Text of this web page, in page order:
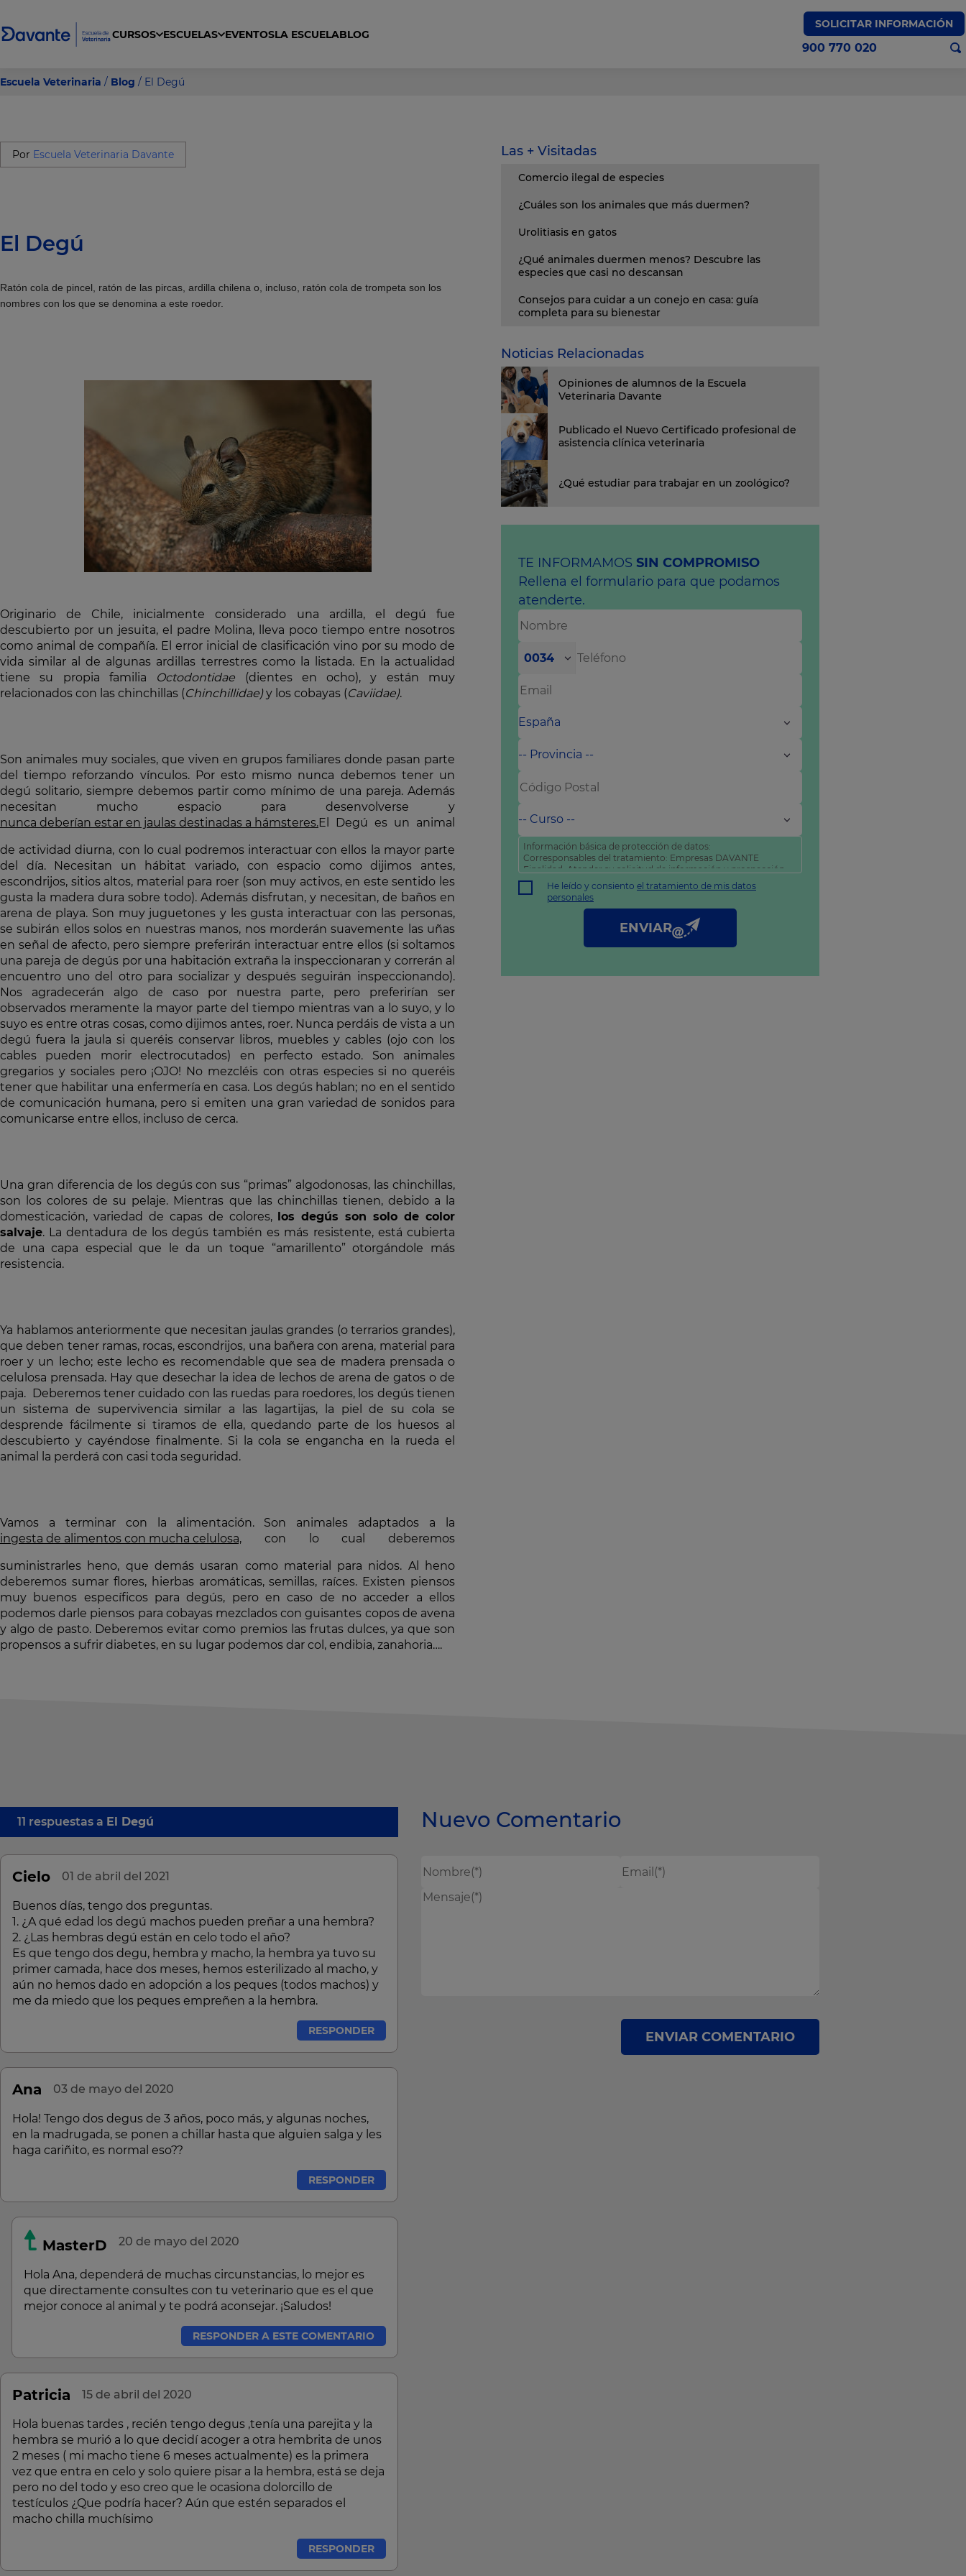
CURSOS ESCUELAS EVENTOSLA ESCUELABLOG
SOLICITAR INFORMACIÓN
900 770 020
Escuela Veterinaria / Blog / El Degú
Por Escuela Veterinaria Davante
El Degú
Ratón cola de pincel, ratón de las pircas, ardilla chilena o, incluso, ratón cola de trompeta son los
nombres con los que se denomina a este roedor.
Originario de Chile, inicialmente considerado una ardilla, el degú fue
descubierto por un jesuita, el padre Molina, lleva poco tiempo entre nosotros
como animal de compañía. El error inicial de clasificación vino por su modo de
vida similar al de algunas ardillas terrestres como la listada. En la actualidad
tiene su propia familia Octodontidae (dientes en ocho), y están muy
relacionados con las chinchillas (Chinchillidae)y los cobayas (Caviidae).
Son animales muy sociales, que viven en grupos familiares donde pasan parte
del tiempo reforzando vínculos. Por esto mismo nunca debemos tener un
degú solitario, siempre debemos partir como mínimo de una pareja. Además
necesitan mucho espacio para desenvolverse y
nunca deberían estar en jaulas destinadas a hámsteres.El Degú es un animal
de actividad diurna, con lo cual podremos interactuar con ellos la mayor parte
del día. Necesitan un hábitat variado, con espacio como dijimos antes,
escondrijos, sitios altos, material para roer (son muy activos, en este sentido les
gusta la madera dura sobre todo). Además disfrutan, y necesitan, de baños en
arena de playa. Son muy juguetones y les gusta interactuar con las personas,
se subirán ellos solos en nuestras manos, nos morderán suavemente las uñas
en señal de afecto, pero siempre preferirán interactuar entre ellos (si soltamos
una pareja de degús por una habitación extraña la inspeccionaran y correrán al
encuentro uno del otro para socializar y después seguirán inspeccionando).
Nos agradecerán algo de caso por nuestra parte, pero preferirían ser
observados meramente la mayor parte del tiempo mientras van a lo suyo, y lo
suyo es entre otras cosas, como dijimos antes, roer. Nunca perdáis de vista a un
degú fuera la jaula si queréis conservar libros, muebles y cables (ojo con los
cables pueden morir electrocutados) en perfecto estado. Son animales
gregarios y sociales pero ¡OJO! No mezcléis con otras especies si no queréis
tener que habilitar una enfermería en casa. Los degús hablan; no en el sentido
de comunicación humana, pero si emiten una gran variedad de sonidos para
comunicarse entre ellos, incluso de cerca.
Una gran diferencia de los degús con sus “primas” algodonosas, las chinchillas,
son los colores de su pelaje. Mientras que las chinchillas tienen, debido a la
domesticación, variedad de capas de colores, los degús son solo de color
salvaje. La dentadura de los degús también es más resistente, está cubierta
de una capa especial que le da un toque “amarillento” otorgándole más
resistencia.
Ya hablamos anteriormente que necesitan jaulas grandes (o terrarios grandes),
que deben tener ramas, rocas, escondrijos, una bañera con arena, material para
roer y un lecho; este lecho es recomendable que sea de madera prensada o
celulosa prensada. Hay que desechar la idea de lechos de arena de gatos o de
paja. Deberemos tener cuidado con las ruedas para roedores, los degús tienen
un sistema de supervivencia similar a las lagartijas, la piel de su cola se
desprende fácilmente si tiramos de ella, quedando parte de los huesos al
descubierto y cayéndose finalmente. Si la cola se engancha en la rueda el
animal la perderá con casi toda seguridad.
Vamos a terminar con la alimentación. Son animales adaptados a la
ingesta de alimentos con mucha celulosa, con lo cual deberemos
suministrarles heno, que demás usaran como material para nidos. Al heno
deberemos sumar flores, hierbas aromáticas, semillas, raíces. Existen piensos
muy buenos específicos para degús, pero en caso de no acceder a ellos
podemos darle piensos para cobayas mezclados con guisantes copos de avena
y algo de pasto. Deberemos evitar como premios las frutas dulces, ya que son
propensos a sufrir diabetes, en su lugar podemos dar col, endibia, zanahoria….
Las + Visitadas
Comercio ilegal de especies
¿Cuáles son los animales que más duermen?
Urolitiasis en gatos
¿Qué animales duermen menos? Descubre las
especies que casi no descansan
Consejos para cuidar a un conejo en casa: guía
completa para su bienestar
Noticias Relacionadas
Opiniones de alumnos de la Escuela
Veterinaria Davante
Publicado el Nuevo Certificado profesional de
asistencia clínica veterinaria
¿Qué estudiar para trabajar en un zoológico?
TE INFORMAMOS SIN COMPROMISO
Rellena el formulario para que podamos
atenderte.
0034
Información básica de protección de datos:
Corresponsables del tratamiento: Empresas DAVANTE
Finalidad: Atender su solicitud de información y prospección
comercial
Derechos: Puede acceder, rectificar y suprimir sus datos, así
como otros derechos tal y como se explica en nuestra
política de privacidad
He leído y consiento el tratamiento de mis datos
personales
ENVIAR
11 respuestas a El Degú
Cielo 01 de abril del 2021
Buenos días, tengo dos preguntas.
1. ¿A qué edad los degú machos pueden preñar a una hembra?
2. ¿Las hembras degú están en celo todo el año?
Es que tengo dos degu, hembra y macho, la hembra ya tuvo su
primer camada, hace dos meses, hemos esterilizado al macho, y
aún no hemos dado en adopción a los peques (todos machos) y
me da miedo que los peques empreñen a la hembra.
RESPONDER
Ana 03 de mayo del 2020
Hola! Tengo dos degus de 3 años, poco más, y algunas noches,
en la madrugada, se ponen a chillar hasta que alguien salga y les
haga cariñito, es normal eso??
RESPONDER
MasterD 20 de mayo del 2020
Hola Ana, dependerá de muchas circunstancias, lo mejor es
que directamente consultes con tu veterinario que es el que
mejor conoce al animal y te podrá aconsejar. ¡Saludos!
RESPONDER A ESTE COMENTARIO
Patricia 15 de abril del 2020
Hola buenas tardes , recién tengo degus ,tenía una parejita y la
hembra se murió a lo que decidí acoger a otra hembrita de unos
2 meses ( mi macho tiene 6 meses actualmente) es la primera
vez que entra en celo y solo quiere pisar a la hembra, está se deja
pero no del todo y eso creo que le ocasiona dolorcillo de
testículos ¿Que podría hacer? Aún que estén separados el
macho chilla muchísimo
RESPONDER
Nuevo Comentario
ENVIAR COMENTARIO